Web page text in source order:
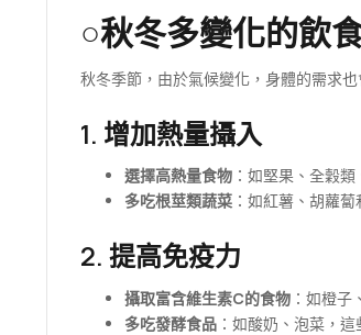
○秋冬多變化的飲
秋冬季節，由於氣候變化，身體的需求
1. 增加熱量攝入
選擇高熱量食物 ：如堅果、全穀
多吃根莖類蔬菜 ：如紅薯、胡蘿
2. 提高免疫力
攝取富含維生素C的食物 ：如橙
多吃發酵食品 ：如酸奶、泡菜，